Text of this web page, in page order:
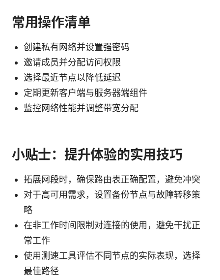
常用操作清单
创建私有网络并设置强密码
邀请成员并分配访问权限
选择最近节点以降低延迟
定期更新客户端与服务器端组件
监控网络性能并调整带宽分配
小贴士：提升体验的实用技巧
拓展网段时，确保路由表正确配置，避免冲突
对于高可用需求，设置备份节点与故障转移策
略
在非工作时间限制对连接的使用，避免干扰正
常工作
使用测速工具评估不同节点的实际表现，选择
最佳路径